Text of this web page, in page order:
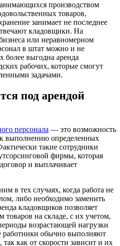
производством
товаров,
занимает не последнее
кладовщики. На
или неравномерном
в штат можно и не
более выгодна аренда
рабочих, которые смогут
задачами.
под арендой
персонала — это возможность
выполнению определенных
такие сотрудники
фирмы, которая
и выплачивает
в тех случаях, когда работа не
либо необходимо заменить
кладовщиков позволяет
товаров на складе, с их учетом,
возрастающей нагрузки
работники обычно выполняют
как от скорости зависит и их